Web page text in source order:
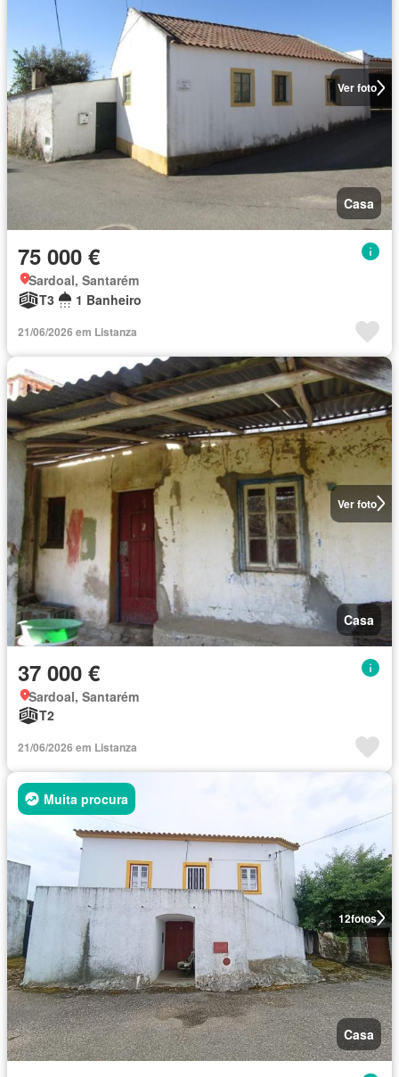
Ver foto
Casa
75 000 €
Sardoal, Santarém
T3
1 Banheiro
21/06/2026 em Listanza
Ver foto
Casa
37 000 €
Sardoal, Santarém
T2
21/06/2026 em Listanza
12fotos
Muita procura
Casa